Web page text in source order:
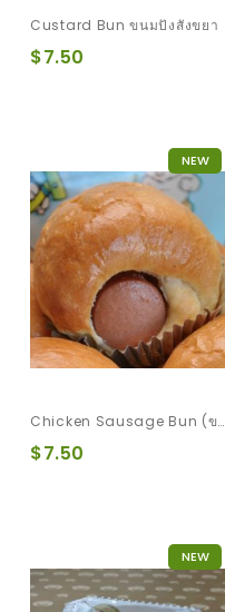
Custard Bun ขนมปังสังขยา
$7.50
NEW
Chicken Sausage Bun (ขนมปังไส้กรอกไก่)
$7.50
NEW